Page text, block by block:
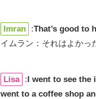
Imran :That’s good to
イムラン：それはよかっ
Lisa :I went to see the
went to a coffee shop